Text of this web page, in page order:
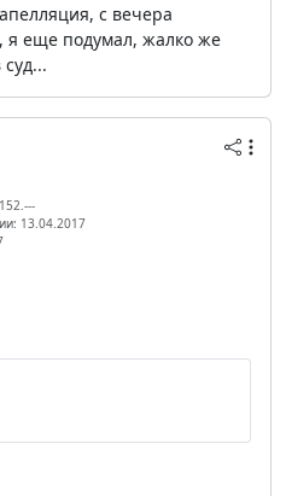
с вечера
я еще подумал, жалко же
13.04.2017